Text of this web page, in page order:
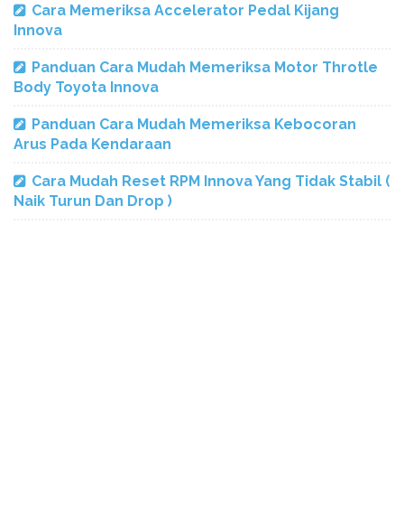
Cara Memeriksa Accelerator Pedal Kijang
Innova
Panduan Cara Mudah Memeriksa Motor Throtle
Body Toyota Innova
Panduan Cara Mudah Memeriksa Kebocoran
Arus Pada Kendaraan
Cara Mudah Reset RPM Innova Yang Tidak Stabil (
Naik Turun Dan Drop )